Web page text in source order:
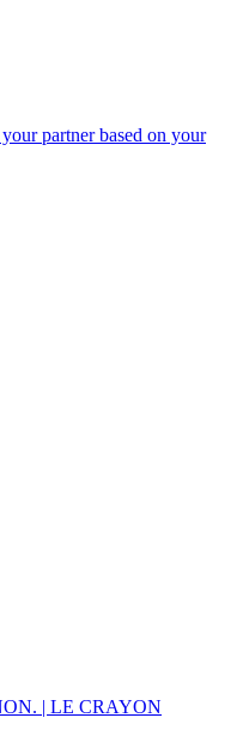
partner based on your
| LE CRAYON